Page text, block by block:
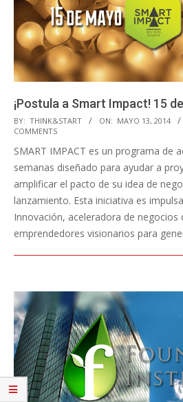
¡Postula a Smart Impact! 15
2014-
05-
13
BY: THINK&START ON: MAYO 13, 2014
COMMENTS
SMART IMPACT es un programa de
semanas diseñado para ayudar a
amplificar el pacto de su idea de
lanzamiento. Esta iniciativa es
Innovación, aceleradora de negocios
emprendedores visionarios para